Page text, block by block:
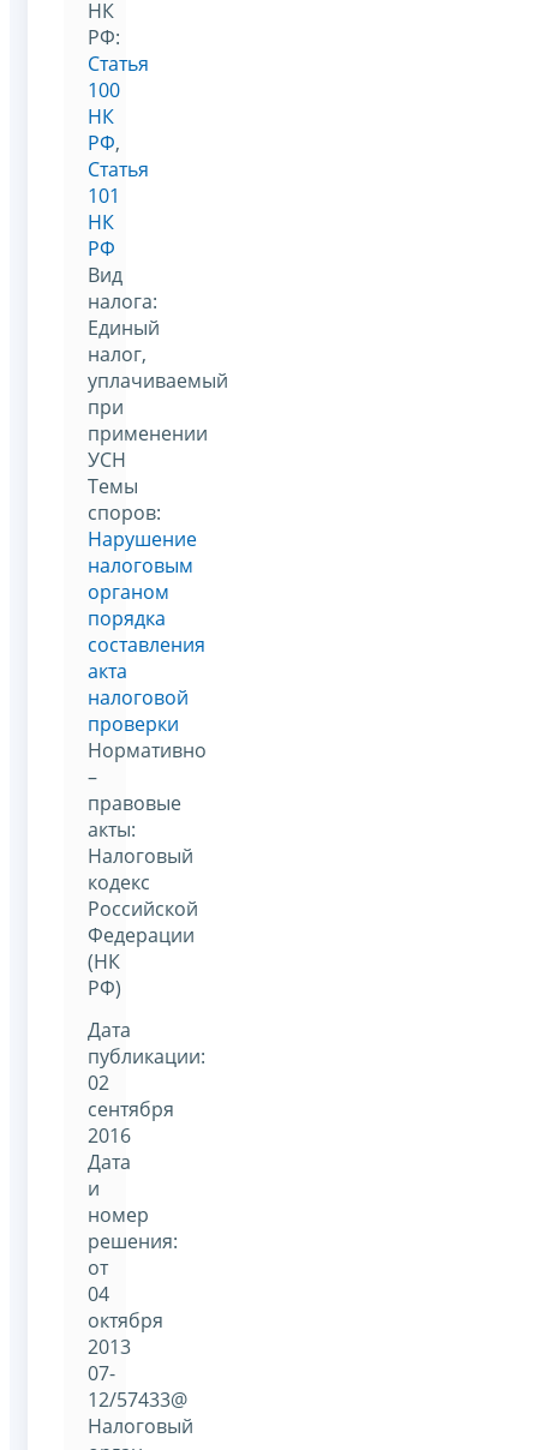
НК
РФ:
Статья
100
НК
РФ,
Статья
101
НК
РФ
Вид
налога:
Единый
налог,
уплачиваемый
при
применении
УСН
Темы
споров:
Нарушение
налоговым
органом
порядка
составления
акта
налоговой
проверки
Нормативно
–
правовые
акты:
Налоговый
кодекс
Российской
Федерации
(НК
РФ)
Дата
публикации:
02
сентября
2016
Дата
и
номер
решения:
от
04
октября
2013
07-
12/57433@
Налоговый